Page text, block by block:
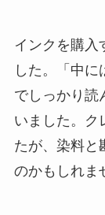
インクを購入
した。「中
でしっかり読
いました。ク
たが、染料と
のかもしれま